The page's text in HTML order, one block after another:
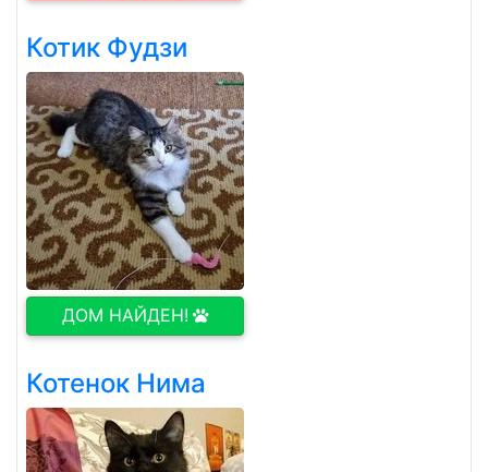
Котик Фудзи
ДОМ НАЙДЕН!
Котенок Нима